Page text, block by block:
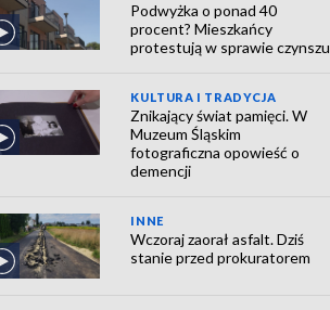
Podwyżka o ponad 40
procent? Mieszkańcy
protestują w sprawie czynszu
KULTURA I TRADYCJA
Znikający świat pamięci. W
Muzeum Śląskim
fotograficzna opowieść o
demencji
INNE
Wczoraj zaorał asfalt. Dziś
stanie przed prokuratorem